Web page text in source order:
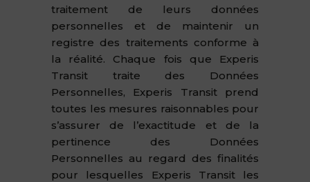
traitement de leurs données
personnelles et de maintenir un
registre des traitements conforme à
la réalité. Chaque fois que Experis
Transit traite des Données
Personnelles, Experis Transit prend
toutes les mesures raisonnables pour
s’assurer de l’exactitude et de la
pertinence des Données
Personnelles au regard des finalités
pour lesquelles Experis Transit les